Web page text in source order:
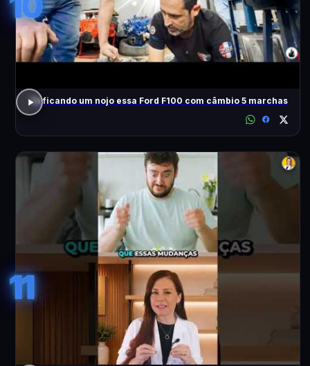
Tá ficando um nojo essa Ford F100 com câmbio 5 marchas
11